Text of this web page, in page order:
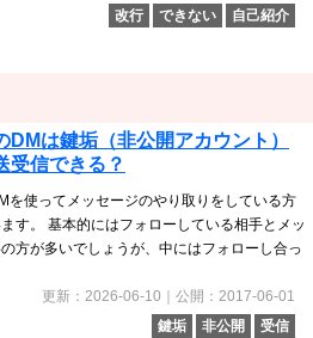
改行 できない 自己紹介
DMは鍵垢（非公開アカウント）
受信できる？
を使ってメッセージのやり取りをしている方
す。 基本的にはフォローしている相手とメッ
方が多いでしょうが、中にはフォローし合っ
更新：2026-06-10｜公開：2017-06-01
鍵垢
非公開 受信